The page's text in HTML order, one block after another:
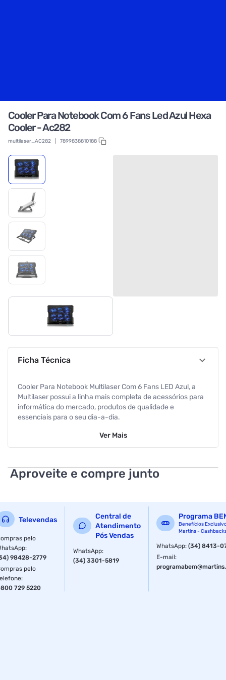
Cooler Para Notebook Com 6 Fans Led Azul Hexa
Cooler - Ac282
multilaser_AC282 7899838810188
Ficha Técnica
Cooler Para Notebook Multilaser Com 6 Fans LED Azul, a
Multilaser possui a linha mais completa de acessórios para
informática do mercado, produtos de qualidade e
essenciais para o seu dia-a-dia.
Alta potência com 1500RPM, 6 Coolers com 7cm, maior
*Imagens Meramente Ilustrativas*
Ver Mais
Aproveite e compre junto
Televendas
pelo
:
98428-2779
pelo
:
729 5220
Central de
Atendimento
Pós Vendas
WhatsApp:
(34) 3301-5819
Programa
Benefícios
Martins -
WhatsApp:(34) 8413-
E-mail: